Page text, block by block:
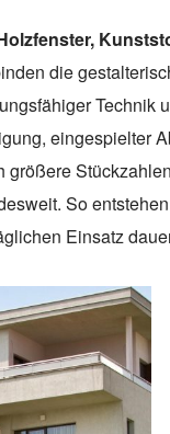
die
Technik
eingespielter
größere
So
Einsatz